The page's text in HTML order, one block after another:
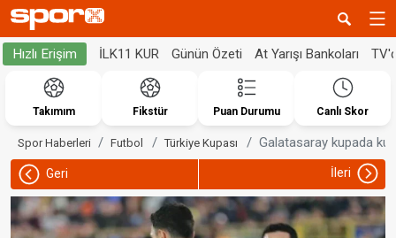
Hızlı Erişim İLK11 KUR Günün Özeti At Yarışı Bankoları
Takımım Fikstür Puan Durumu Canlı Skor
Spor Haberleri Futbol Türkiye Kupası Galatasaray kupada
Geri İleri